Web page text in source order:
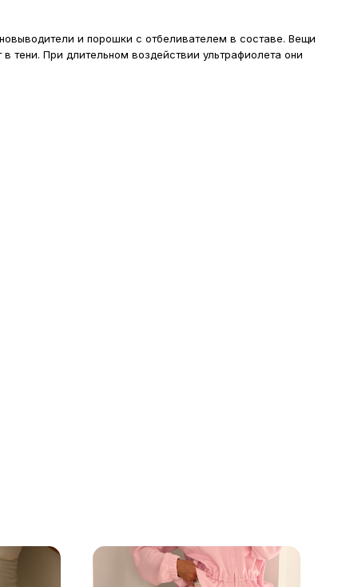
и порошки с отбеливателем в составе. Вещи
тени. При длительном воздействии ультрафиолета они